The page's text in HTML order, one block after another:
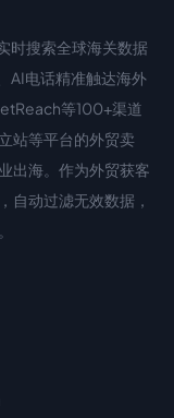
时搜索全球海关数据
AI电话精准触达海外
等100+渠道
站等平台的外贸卖
出海。作为外贸获客
自动过滤无效数据，